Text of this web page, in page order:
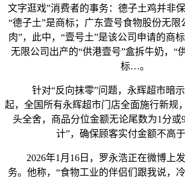
文字逛戏”消费者的事务：德子土鸡并非
“德子土”是商标；广东壹号食物股份无限
肉”，此中，“壹号土”是该公司申请的商
无限公司出产的“供港壹号”盒拆牛奶，“
标…。
针对“反向抹零”问题，永辉超市暗示
起，全国所有永辉超市门店全面施行新规
头全舍，商品分位金额无论尾数为1分或
计”，确保顾客实付金额不高于
2026年1月16日，罗永浩正在微博上
务。他称，“食物工业的伴侣们跟我说，